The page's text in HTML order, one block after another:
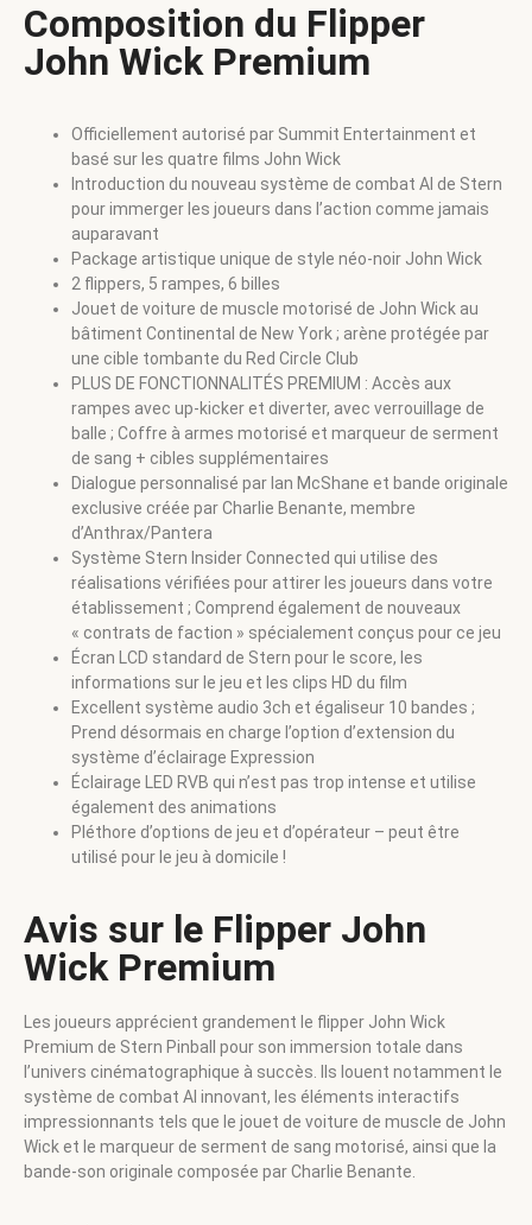
Composition du Flipper
John Wick Premium
Officiellement autorisé par Summit Entertainment et
basé sur les quatre films John Wick
Introduction du nouveau système de combat AI de Stern
pour immerger les joueurs dans l’action comme jamais
auparavant
Package artistique unique de style néo-noir John Wick
2 flippers, 5 rampes, 6 billes
Jouet de voiture de muscle motorisé de John Wick au
bâtiment Continental de New York ; arène protégée par
une cible tombante du Red Circle Club
PLUS DE FONCTIONNALITÉS PREMIUM : Accès aux
rampes avec up-kicker et diverter, avec verrouillage de
balle ; Coffre à armes motorisé et marqueur de serment
de sang + cibles supplémentaires
Dialogue personnalisé par Ian McShane et bande originale
exclusive créée par Charlie Benante, membre
d’Anthrax/Pantera
Système Stern Insider Connected qui utilise des
réalisations vérifiées pour attirer les joueurs dans votre
établissement ; Comprend également de nouveaux
« contrats de faction » spécialement conçus pour ce jeu
Écran LCD standard de Stern pour le score, les
informations sur le jeu et les clips HD du film
Excellent système audio 3ch et égaliseur 10 bandes ;
Prend désormais en charge l’option d’extension du
système d’éclairage Expression
Éclairage LED RVB qui n’est pas trop intense et utilise
également des animations
Pléthore d’options de jeu et d’opérateur – peut être
utilisé pour le jeu à domicile !
Avis sur le Flipper John
Wick Premium
Les joueurs apprécient grandement le flipper John Wick
Premium de Stern Pinball pour son immersion totale dans
l’univers cinématographique à succès. Ils louent notamment le
système de combat AI innovant, les éléments interactifs
impressionnants tels que le jouet de voiture de muscle de John
Wick et le marqueur de serment de sang motorisé, ainsi que la
bande-son originale composée par Charlie Benante.